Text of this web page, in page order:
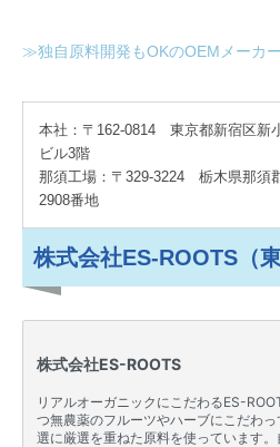
≫独自原料開発もOKのOEMメーカ
本社：〒162-0814 東京都新宿区新
ビル3階
那須工場：〒329-3224 栃木県那須
2908番地
株式会社ES-ROOTS（東